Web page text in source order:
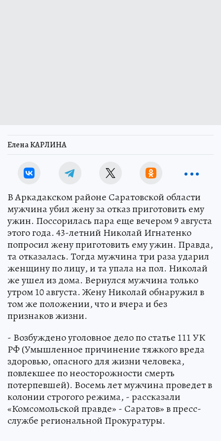
Елена КАРЛИНА
В Аркадакском районе Саратовской области
мужчина убил жену за отказ приготовить ему
ужин. Поссорилась пара еще вечером 9 августа
этого года. 43-летний Николай Игнатенко
попросил жену приготовить ему ужин. Правда,
та отказалась. Тогда мужчина три раза ударил
женщину по лицу, и та упала на пол. Николай
же ушел из дома. Вернулся мужчина только
утром 10 августа. Жену Николай обнаружил в
том же положении, что и вчера и без
признаков жизни.
- Возбуждено уголовное дело по статье 111 УК
РФ (Умышленное причинение тяжкого вреда
здоровью, опасного для жизни человека,
повлекшее по неосторожности смерть
потерпевшей). Восемь лет мужчина проведет в
колонии строгого режима, - рассказали
«Комсомольской правде» - Саратов» в пресс-
службе региональной Прокуратуры.